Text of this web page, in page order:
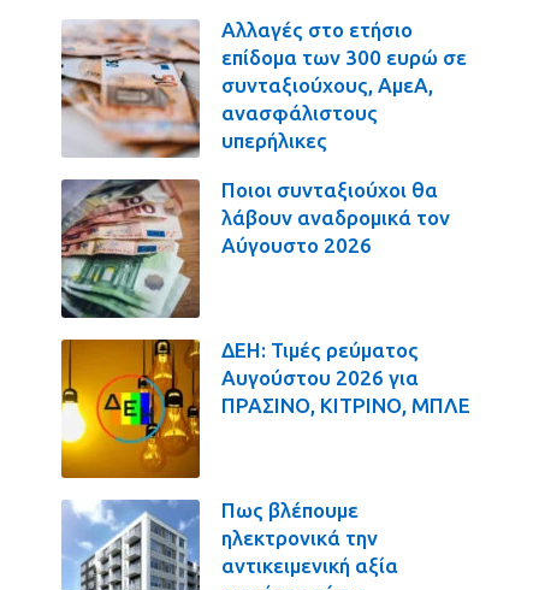
Αλλαγές στο ετήσιο
επίδομα των 300 ευρώ σε
συνταξιούχους, ΑμεΑ,
ανασφάλιστους
υπερήλικες
Ποιοι συνταξιούχοι θα
λάβουν αναδρομικά τον
Αύγουστο 2026
ΔΕΗ: Τιμές ρεύματος
Αυγούστου 2026 για
ΠΡΑΣΙΝΟ, ΚΙΤΡΙΝΟ, ΜΠΛΕ
Πως βλέπουμε
ηλεκτρονικά την
αντικειμενική αξία